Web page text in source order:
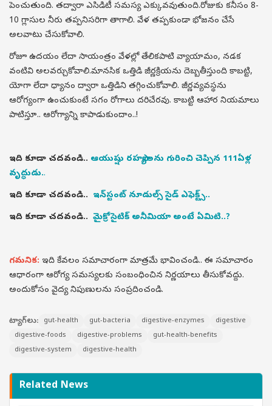
పెంచుతుంది. తద్వారా ఎసిడిటీ సమస్య ఎక్కువవుతుంది.రోజుకు కనీసం 8-
10 గ్లాసుల నీరు తప్పనిసరిగా తాగాలి. వేళ తప్పకుండా భోజనం చేసే
అలవాటు చేసుకోవాలి.
రోజూ ఉదయం లేదా సాయంత్రం వేళల్లో తేలికపాటి వ్యాయామం, నడక
వంటివి అలవర్చుకోవాలి.మానసిక ఒత్తిడి జీర్ణక్రియను దెబ్బతీస్తుంది కాబట్టి,
యోగా లేదా ధ్యానం ద్వారా ఒత్తిడిని తగ్గించుకోవాలి. జీర్ణవ్యవస్థను
ఆరోగ్యంగా ఉంచుకుంటే సగం రోగాలు దరిచేరవు. కాబట్టి ఆహార నియమాలు
పాటిస్తూ.. ఆరోగ్యాన్ని కాపాడుకుందాం..!
ఇది కూడా చదవండి.. ఆయుష్షు రహస్యాలను గురించి చెప్పిన 111ఏళ్ల
వృద్ధుడు..
ఇది కూడా చదవండి.. ఇన్‌స్టంట్ నూడుల్స్ సైడ్ ఎఫెక్ట్స్..
ఇది కూడా చదవండి.. మైక్రోసైటిక్ అనీమియా అంటే ఏమిటి..?
గమనిక: ఇది కేవలం సమాచారంగా మాత్రమే భావించండి.. ఈ సమాచారం
ఆధారంగా ఆరోగ్య సమస్యలకు సంబంధించిన నిర్ణయాలు తీసుకోవద్దు.
అందుకోసం వైద్య నిపుణులను సంప్రదించండి.
ట్యాగ్‌లు: gut-health gut-bacteria digestive-enzymes
digestive
digestive-foods
digestive-problems
gut-health-benefits
digestive-system
digestive-health
Related News